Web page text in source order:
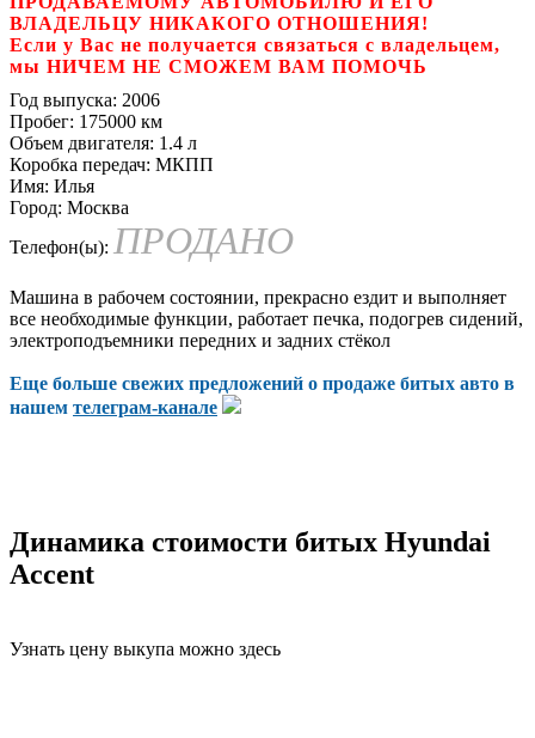
ВЛАДЕЛЬЦУ НИКАКОГО ОТНОШЕНИЯ!
Если у Вас не получается связаться с владельцем,
мы НИЧЕМ НЕ СМОЖЕМ ВАМ ПОМОЧЬ
Год выпуска: 2006
Пробег: 175000 км
Объем двигателя: 1.4 л
Коробка передач: МКПП
Имя: Илья
Город: Москва
Телефон(ы): ПРОДАНО
Машина в рабочем состоянии, прекрасно ездит и выполняет
все необходимые функции, работает печка, подогрев сидений,
электроподъемники передних и задних стёкол
Еще больше свежих предложений о продаже битых авто в
нашем телеграм-канале
Динамика стоимости битых Hyundai
Accent
Узнать цену выкупа можно здесь